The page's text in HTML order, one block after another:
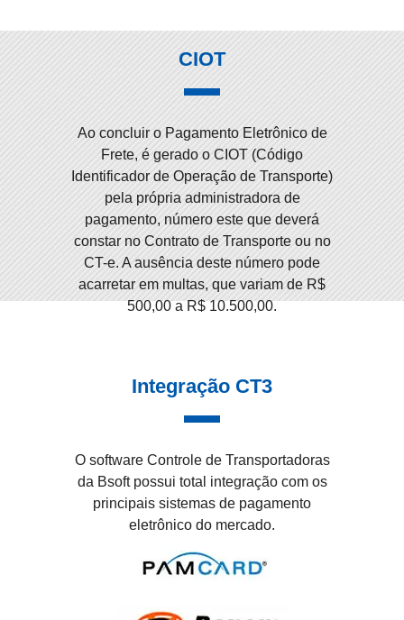
CIOT
Ao concluir o Pagamento Eletrônico de
Frete, é gerado o CIOT (Código
Identificador de Operação de Transporte)
pela própria administradora de
pagamento, número este que deverá
constar no Contrato de Transporte ou no
CT-e. A ausência deste número pode
acarretar em multas, que variam de R$
500,00 a R$ 10.500,00.
Integração CT3
O software Controle de Transportadoras
da Bsoft possui total integração com os
principais sistemas de pagamento
eletrônico do mercado.